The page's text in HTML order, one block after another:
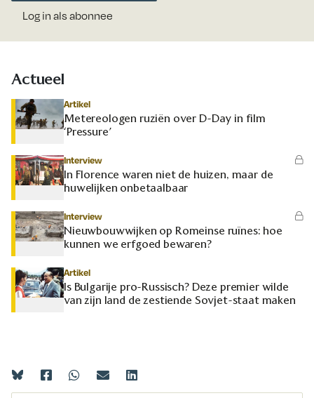
Log in als abonnee
Actueel
Artikel
Metereologen ruziën over D-Day in film
‘Pressure’
Interview
In Florence waren niet de huizen, maar de
huwelijken onbetaalbaar
Interview
Nieuwbouwwijken op Romeinse ruïnes: hoe
kunnen we erfgoed bewaren?
Artikel
Is Bulgarije pro-Russisch? Deze premier wilde
van zijn land de zestiende Sovjet-staat maken